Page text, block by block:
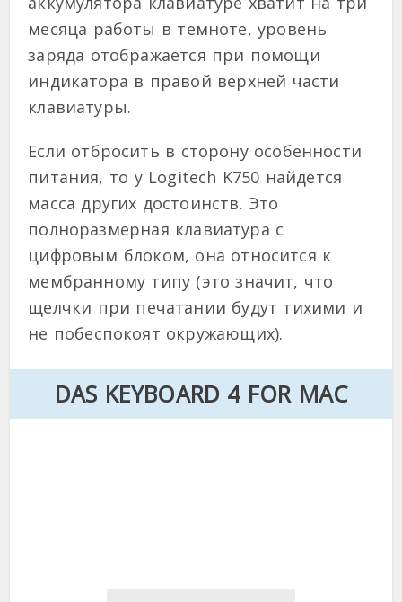
месяца работы в темноте, уровень
заряда отображается при помощи
индикатора в правой верхней части
клавиатуры.
Если отбросить в сторону особенности
питания, то у Logitech K750 найдется
масса других достоинств. Это
полноразмерная клавиатура с
цифровым блоком, она относится к
мембранному типу (это значит, что
щелчки при печатании будут тихими и
не побеспокоят окружающих).
DAS KEYBOARD 4 FOR MAC